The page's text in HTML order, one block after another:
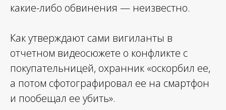
какие-либо обвинения — неизвестно.
Как утверждают сами вигиланты в
отчетном видеосюжете о конфликте с
покупательницей, охранник «оскорбил ее,
а потом сфотографировал ее на смартфон
и пообещал ее убить».